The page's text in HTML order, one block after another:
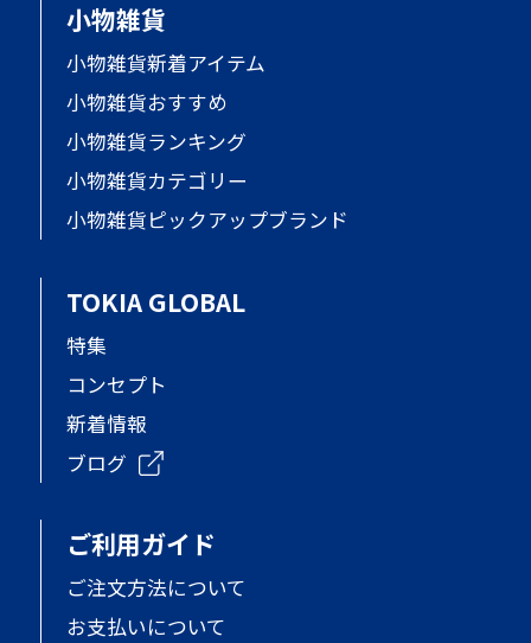
小物雑貨
小物雑貨新着アイテム
小物雑貨おすすめ
小物雑貨ランキング
小物雑貨カテゴリー
小物雑貨ピックアップブランド
TOKIA GLOBAL
特集
コンセプト
新着情報
ブログ
ご利用ガイド
ご注文方法について
お支払いについて